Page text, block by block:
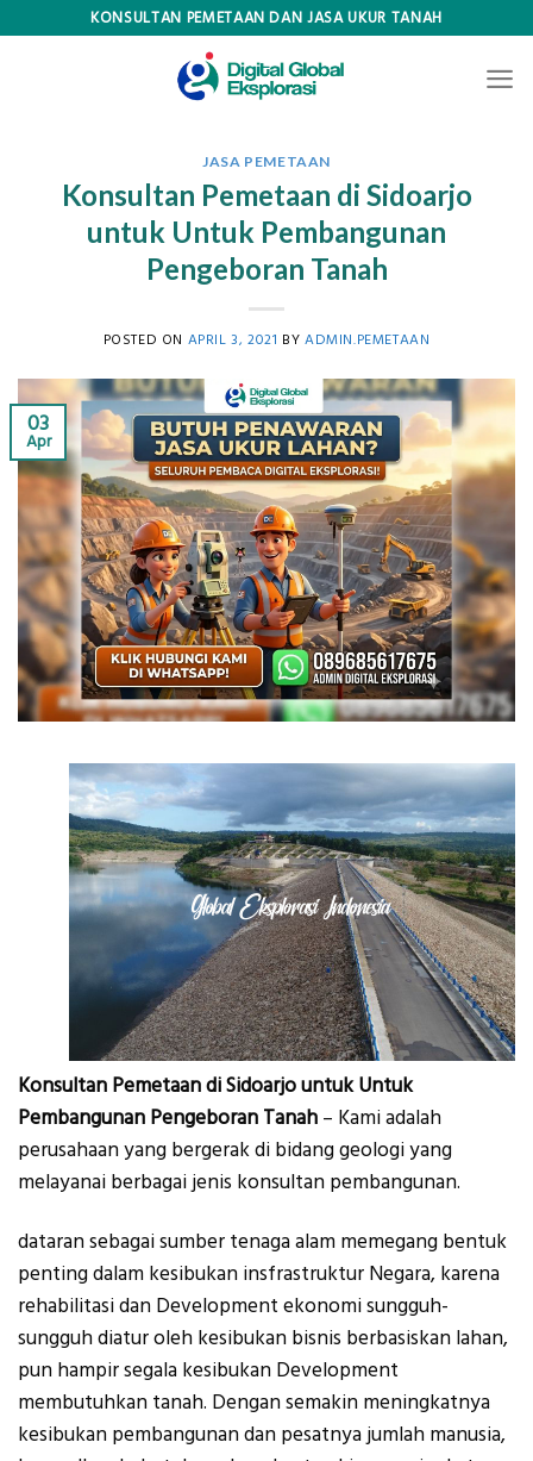
KONSULTAN PEMETAAN DAN JASA UKUR TANAH
JASA PEMETAAN
Konsultan Pemetaan di Sidoarjo
untuk Untuk Pembangunan
Pengeboran Tanah
POSTED ON APRIL 3, 2021 BY ADMIN.PEMETAAN
03
Apr
Konsultan Pemetaan di Sidoarjo untuk Untuk
Pembangunan Pengeboran Tanah – Kami adalah
perusahaan yang bergerak di bidang geologi yang
melayanai berbagai jenis konsultan pembangunan.
dataran sebagai sumber tenaga alam memegang bentuk
penting dalam kesibukan insfrastruktur Negara, karena
rehabilitasi dan Development ekonomi sungguh-
sungguh diatur oleh kesibukan bisnis berbasiskan lahan,
pun hampir segala kesibukan Development
membutuhkan tanah. Dengan semakin meningkatnya
kesibukan pembangunan dan pesatnya jumlah manusia,